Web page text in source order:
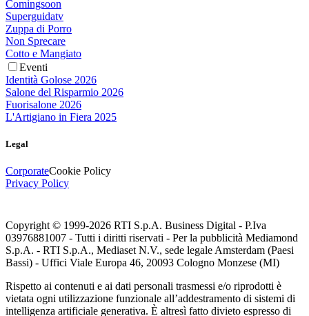
Comingsoon
Superguidatv
Zuppa di Porro
Non Sprecare
Cotto e Mangiato
Eventi
Identità Golose 2026
Salone del Risparmio 2026
Fuorisalone 2026
L'Artigiano in Fiera 2025
Legal
CorporateCookie Policy
Privacy Policy
Copyright © 1999-2026 RTI S.p.A. Business Digital - P.Iva
03976881007 - Tutti i diritti riservati - Per la pubblicità Mediamond
S.p.A. - RTI S.p.A., Mediaset N.V., sede legale Amsterdam (Paesi
Bassi) - Uffici Viale Europa 46, 20093 Cologno Monzese (MI)
Rispetto ai contenuti e ai dati personali trasmessi e/o riprodotti è
vietata ogni utilizzazione funzionale all’addestramento di sistemi di
intelligenza artificiale generativa. È altresì fatto divieto espresso di